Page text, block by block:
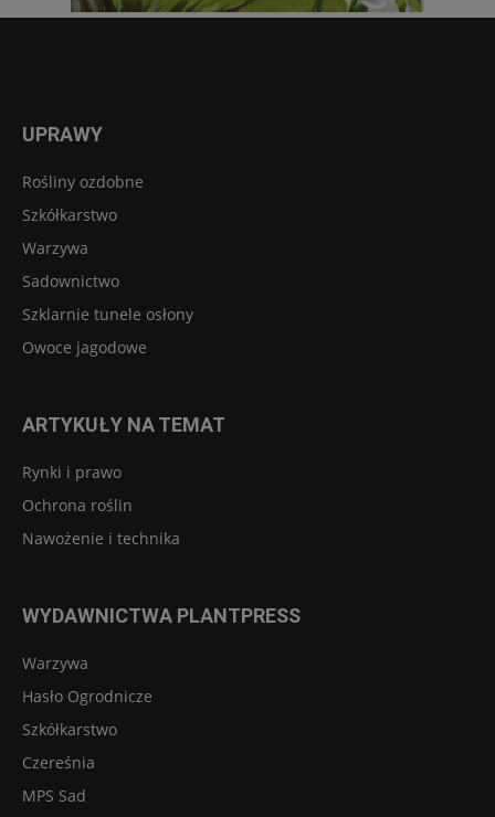
UPRAWY
Rośliny ozdobne
Szkółkarstwo
Warzywa
Sadownictwo
Szklarnie tunele osłony
Owoce jagodowe
ARTYKUŁY NA TEMAT
Rynki i prawo
Ochrona roślin
Nawożenie i technika
WYDAWNICTWA PLANTPRESS
Warzywa
Hasło Ogrodnicze
Szkółkarstwo
Czereśnia
MPS Sad